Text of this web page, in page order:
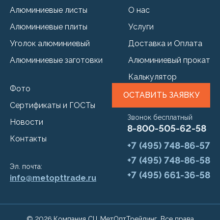
Алюминиевые листы
Алюминиевые плиты
Уголок алюминиевый
Алюминиевые заготовки
О нас
Услуги
Доставка и Оплата
Алюминиевый прокат
Калькулятор
Фото
Сертификаты и ГОСТы
Новости
Контакты
Эл. почта:
info@metopttrade.ru
ОСТАВИТЬ ЗАЯВКУ
Звонок бесплатный
8-800-505-62-58
+7 (495) 748-86-57
+7 (495) 748-86-58
+7 (495) 661-36-58